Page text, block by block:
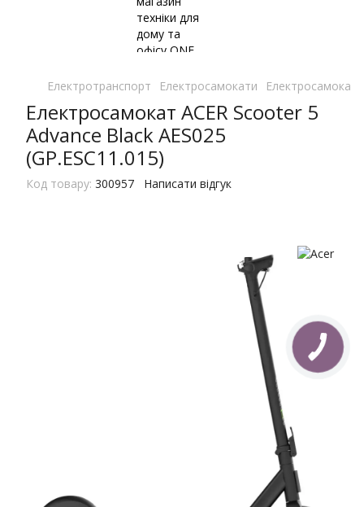
Електротранспорт Електросамокати
Електросамокат ACER Scooter 5
Advance Black AES025
(GP.ESC11.015)
Код товару: 300957 Написати відгук